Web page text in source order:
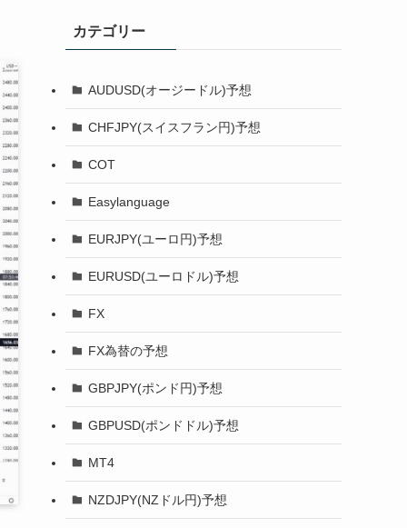
カテゴリー
AUDUSD(オージードル)予想
CHFJPY(スイスフラン円)予想
COT
Easylanguage
EURJPY(ユーロ円)予想
EURUSD(ユーロドル)予想
FX
FX為替の予想
GBPJPY(ポンド円)予想
GBPUSD(ポンドドル)予想
MT4
NZDJPY(NZドル円)予想